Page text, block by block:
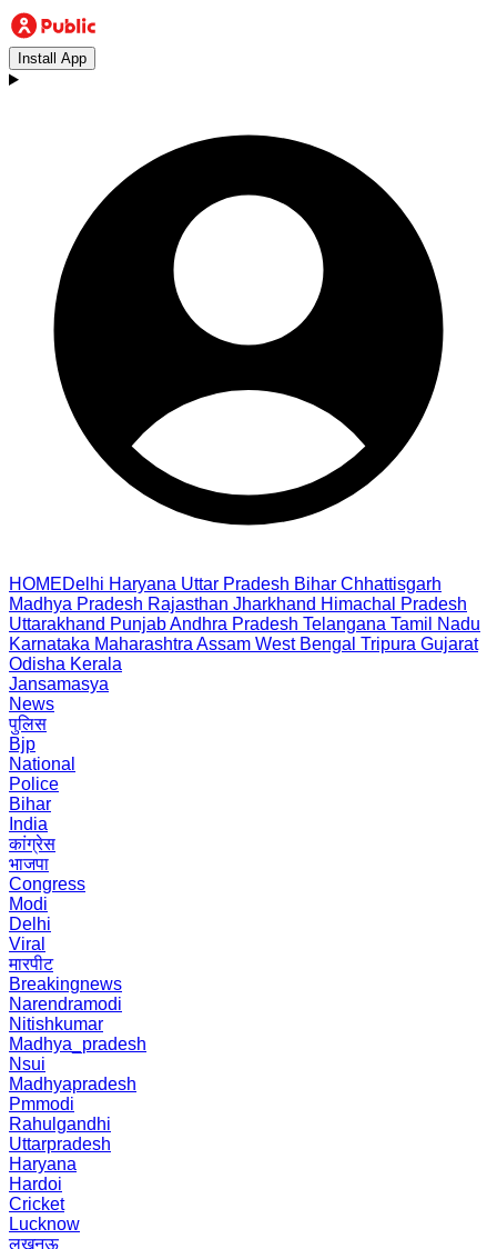
Install App
HOMEDelhi Haryana Uttar Pradesh Bihar Chhattisgarh
Madhya Pradesh Rajasthan Jharkhand Himachal Pradesh
Uttarakhand PunjabAndhra Pradesh Telangana Tamil Nadu
Karnataka Maharashtra Assam West Bengal Tripura Gujarat
Odisha Kerala
Jansamasya
News
पुलिस
Bjp
National
Police
Bihar
India
कांग्रेस
भाजपा
Congress
Modi
Delhi
Viral
मारपीट
Breakingnews
Narendramodi
Nitishkumar
Madhya_pradesh
Nsui
Madhyapradesh
Pmmodi
Rahulgandhi
Uttarpradesh
Haryana
Hardoi
Cricket
Lucknow
लखनऊ